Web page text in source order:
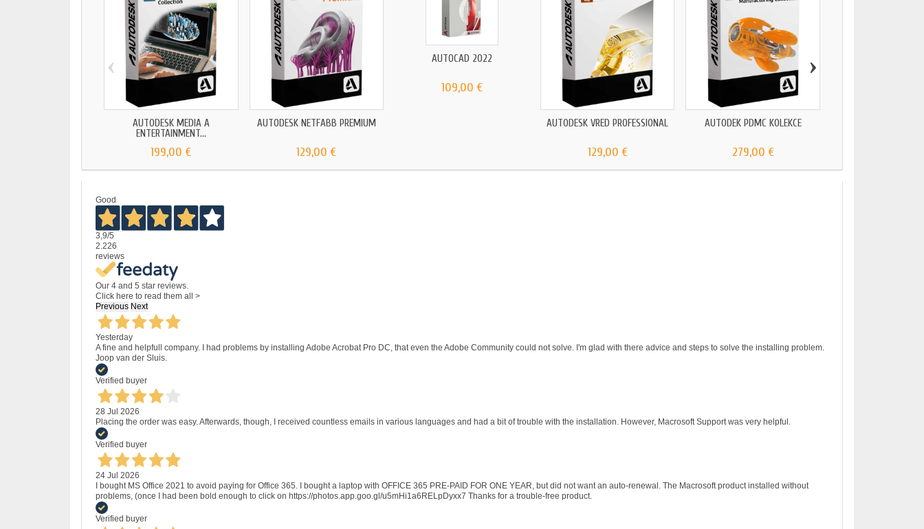
AUTODESK MEDIA A
ENTERTAINMENT...
199,00 €
AUTODESK NETFABB PREMIUM
129,00 €
AUTOCAD 2022
109,00 €
AUTODESK VRED PROFESSIONAL
129,00 €
AUTODEK PDMC KOLEKCE
279,00 €
‹ ›
Good
3,9/5
2.226
reviews
Our 4 and 5 star reviews.
Click here to read them all >
Previous Next
Yesterday
A fine and helpfull company. I had problems by installing Adobe Acrobat Pro DC, that even the Adobe Community could not solve. I'm glad with there advice and steps to solve the installing problem.
Joop van der Sluis.
Verified buyer
28 Jul 2026
Placing the order was easy. Afterwards, though, I received countless emails in various languages and had a bit of trouble with the installation. However, Macrosoft Support was very helpful.
Verified buyer
24 Jul 2026
I bought MS Office 2021 to avoid paying for Office 365. I bought a laptop with OFFICE 365 PRE-PAID FOR ONE YEAR, but did not want an auto-renewal. The Macrosoft product installed without
problems, (once I had been bold enough to click on https://photos.app.goo.gl/u5mHi1a6RELpDyxx7 Thanks for a trouble-free product.
Verified buyer